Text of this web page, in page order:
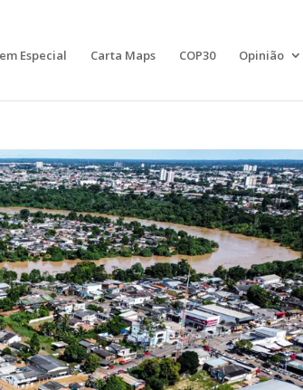
Especial Carta Maps COP30 Opinião